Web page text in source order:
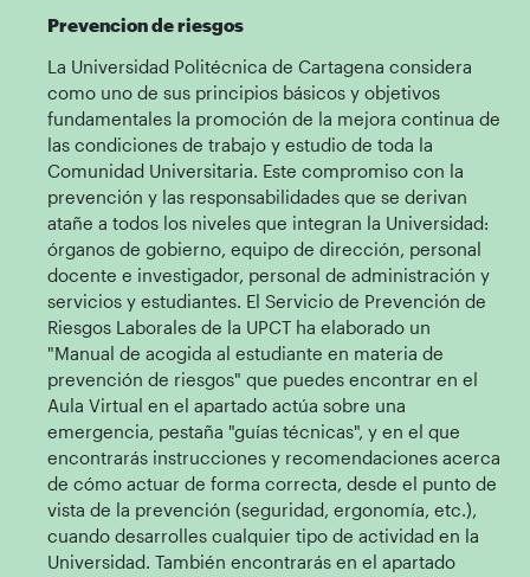
Prevencion de riesgos
La Universidad Politécnica de Cartagena considera
como uno de sus principios básicos y objetivos
fundamentales la promoción de la mejora continua de
las condiciones de trabajo y estudio de toda la
Comunidad Universitaria. Este compromiso con la
prevención y las responsabilidades que se derivan
atañe a todos los niveles que integran la Universidad:
órganos de gobierno, equipo de dirección, personal
docente e investigador, personal de administración y
servicios y estudiantes. El Servicio de Prevención de
Riesgos Laborales de la UPCT ha elaborado un
"Manual de acogida al estudiante en materia de
prevención de riesgos" que puedes encontrar en el
Aula Virtual en el apartado actúa sobre una
emergencia, pestaña "guías técnicas", y en el que
encontrarás instrucciones y recomendaciones acerca
de cómo actuar de forma correcta, desde el punto de
vista de la prevención (seguridad, ergonomía, etc.),
cuando desarrolles cualquier tipo de actividad en la
Universidad. También encontrarás en el apartado